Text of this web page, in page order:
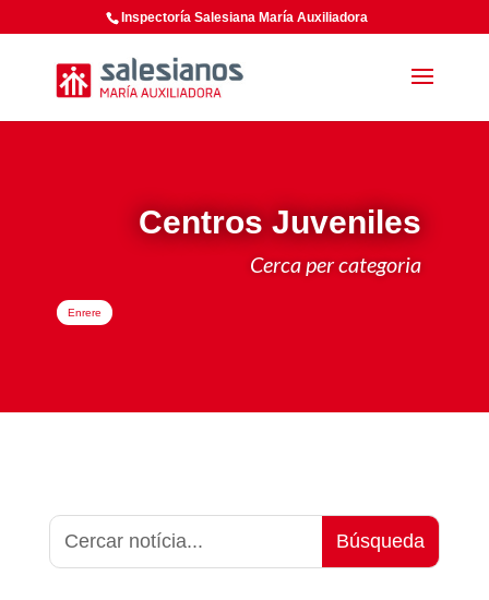
Inspectoría Salesiana María Auxiliadora
Centros Juveniles
Cerca per categoria
Enrere